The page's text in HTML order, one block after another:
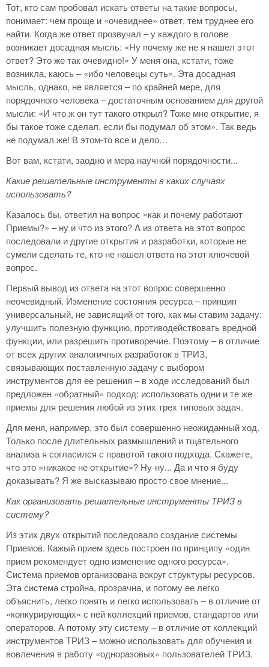
Тот, кто сам пробовал искать ответы на такие вопросы,
понимает: чем проще и «очевиднее» ответ, тем труднее его
найти. Когда же ответ прозвучал – у каждого в голове
возникает досадная мысль: «Ну почему же не я нашел этот
ответ? Это же так очевидно!» У меня она, кстати, тоже
возникла, каюсь – «ибо человецы суть». Эта досадная
мысль, однако, не является – по крайней мере, для
порядочного человека – достаточным основанием для другой
мысли: «И что ж он тут такого открыл? Тоже мне открытие, я
бы такое тоже сделал, если бы подумал об этом». Так ведь
не подумал же! В этом-то все и дело…
Вот вам, кстати, заодно и мера научной порядочности...
Какие решательные инструменты в каких случаях
использовать?
Казалось бы, ответил на вопрос «как и почему работают
Приемы?» – ну и что из этого? А из ответа на этот вопрос
последовали и другие открытия и разработки, которые не
сумели сделать те, кто не нашел ответа на этот ключевой
вопрос.
Первый вывод из ответа на этот вопрос совершенно
неочевидный. Изменение состояния ресурса – принцип
универсальный, не зависящий от того, как мы ставим задачу:
улучшить полезную функцию, противодействовать вредной
функции, или разрешить противоречие. Поэтому – в отличие
от всех других аналогичных разработок в ТРИЗ,
связывающих поставленную задачу с выбором
инструментов для ее решения – в ходе исследований был
предложен «обратный» подход: использовать одни и те же
приемы для решения любой из этих трех типовых задач.
Для меня, например, это был совершенно неожиданный ход.
Только после длительных размышлений и тщательного
анализа я согласился с правотой такого подхода. Скажете,
что это «никакое не открытие»? Ну-ну... Да и что я буду
доказывать? Я же высказываю просто свое мнение...
Как организовать решательные инструменты ТРИЗ в
систему?
Из этих двух открытий последовало создание системы
Приемов. Кажый прием здесь построен по принципу «один
прием рекомендует одно изменение одного ресурса».
Система приемов организована вокруг структуры ресурсов.
Эта система стройна, прозрачна, и потому ее легко
объяснить, легко понять и легко использовать – в отличие от
«конкурирующих» с ней коллекций приемов, стандартов или
операторов. А потому эту систему – в отличие от коллекций
инструментов ТРИЗ – можно использовать для обучения и
вовлечения в работу «одноразовых» пользователей ТРИЗ.